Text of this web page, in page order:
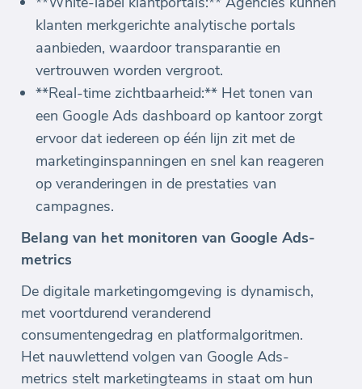
klanten merkgerichte analytische portals
aanbieden, waardoor transparantie en
vertrouwen worden vergroot.
**Real-time zichtbaarheid:** Het tonen van
een Google Ads dashboard op kantoor zorgt
ervoor dat iedereen op één lijn zit met de
marketinginspanningen en snel kan reageren
op veranderingen in de prestaties van
campagnes.
Belang van het monitoren van Google Ads-
metrics
De digitale marketingomgeving is dynamisch,
met voortdurend veranderend
consumentengedrag en platformalgoritmen.
Het nauwlettend volgen van Google Ads-
metrics stelt marketingteams in staat om hun